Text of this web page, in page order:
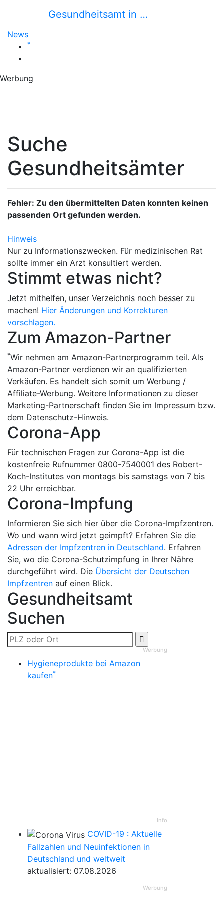
Gesundheitsamt in …
News
*
Werbung
Suche
Gesundheitsämter
Fehler: Zu den übermittelten Daten konnten keinen
passenden Ort gefunden werden.
Hinweis
Nur zu Informationszwecken. Für medizinischen Rat
sollte immer ein Arzt konsultiert werden.
Stimmt etwas nicht?
Jetzt mithelfen, unser Verzeichnis noch besser zu
machen! Hier Änderungen und Korrekturen
vorschlagen.
Zum Amazon-Partner
*Wir nehmen am Amazon-Partnerprogramm teil. Als
Amazon-Partner verdienen wir an qualifizierten
Verkäufen. Es handelt sich somit um Werbung /
Affiliate-Werbung. Weitere Informationen zu dieser
Marketing-Partnerschaft finden Sie im Impressum bzw.
dem Datenschutz-Hinweis.
Corona-App
Für technischen Fragen zur Corona-App ist die
kostenfreie Rufnummer 0800-7540001 des Robert-
Koch-Institutes von montags bis samstags von 7 bis
22 Uhr erreichbar.
Corona-Impfung
Informieren Sie sich hier über die Corona-Impfzentren.
Wo und wann wird jetzt geimpft? Erfahren Sie die
Adressen der Impfzentren in Deutschland. Erfahren
Sie, wo die Corona-Schutzimpfung in Ihrer Nähre
durchgeführt wird. Die Übersicht der Deutschen
Impfzentren auf einen Blick.
Gesundheitsamt
Suchen
Werbung
Hygieneprodukte bei Amazon
kaufen*
Info
COVID-19 : Aktuelle
Fallzahlen und Neuinfektionen in
Deutschland und weltweit
aktualisiert: 07.08.2026
Werbung